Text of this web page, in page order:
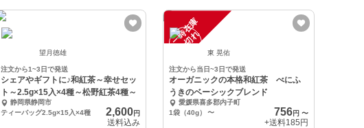
望月徳雄
注文から1~3日で発送
シェアやギフトに♪和紅茶～幸せセッ
ト～2.5g×15入×4種～松野紅茶4種～
静岡県静岡市
ティーバッグ2.5g×15入×4種
2,600円
送料込み
一
時
在
庫
切
れ
東 晃佑
注文から当日~3日で発送
オーガニックの本格和紅茶 べにふ
うきのベーシックブレンド
愛媛県喜多郡内子町
1袋（40g）
〜 756円 〜
+送料185円